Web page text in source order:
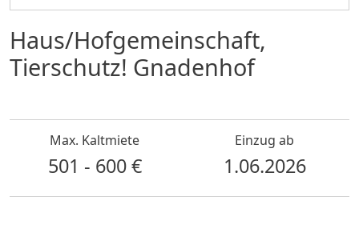
Haus/Hofgemeinschaft,
Tierschutz! Gnadenhof
Max. Kaltmiete
501 - 600 €
Einzug ab
1.06.2026